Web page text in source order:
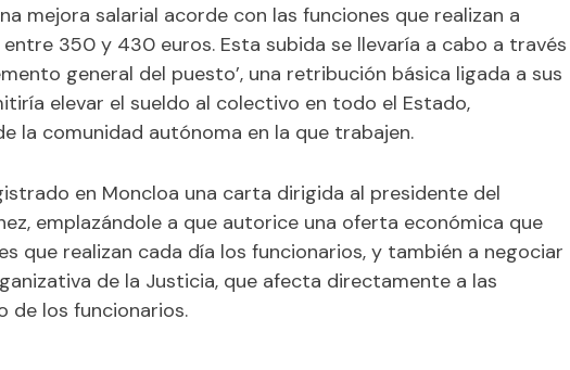
mejora salarial acorde con las funciones que realizan a
350 y 430 euros. Esta subida se llevaría a cabo a través
general del puesto’, una retribución básica ligada a sus
elevar el sueldo al colectivo en todo el Estado,
la comunidad autónoma en la que trabajen.
en Moncloa una carta dirigida al presidente del
emplazándole a que autorice una oferta económica que
que realizan cada día los funcionarios, y también a negociar
de la Justicia, que afecta directamente a las
de los funcionarios.